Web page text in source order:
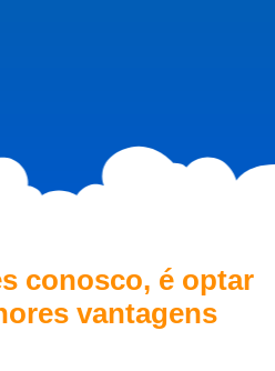
conosco, é optar
vantagens